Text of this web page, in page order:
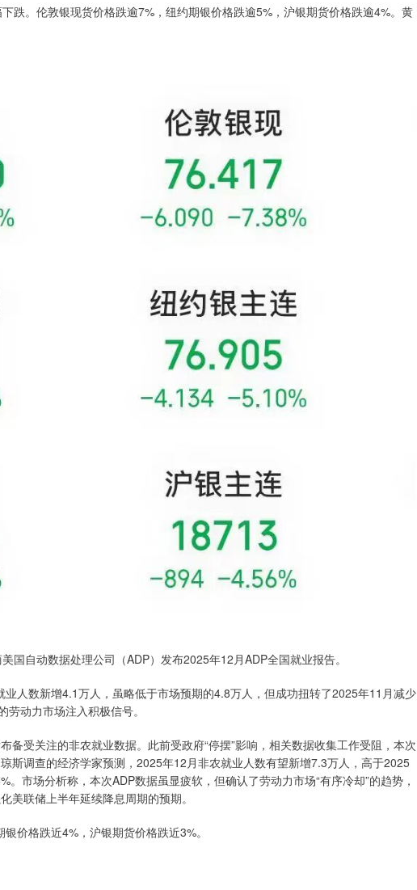
跌。伦敦银现货价格跌逾7%，纽约期银价格跌逾5%，沪银期货价格跌逾4%。黄
国自动数据处理公司（ADP）发布2025年12月ADP全国就业报告。
人数新增4.1万人，虽略低于市场预期的4.8万人，但成功扭转了2025年11月减少
动力市场注入积极信号。
备受关注的非农就业数据。此前受政府“停摆”影响，相关数据收集工作受阻，本次
斯调查的经济学家预测，2025年12月非农就业人数有望新增7.3万人，高于2025
市场分析称，本次ADP数据虽显疲软，但确认了劳动力市场“有序冷却”的趋势，
美联储上半年延续降息周期的预期。
价格跌近4%，沪银期货价格跌近3%。